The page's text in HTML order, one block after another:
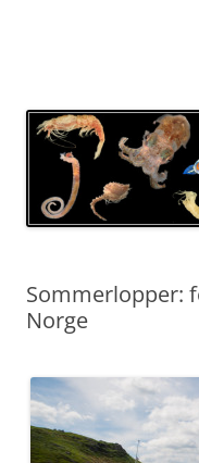
Sommerlopper:
Norge